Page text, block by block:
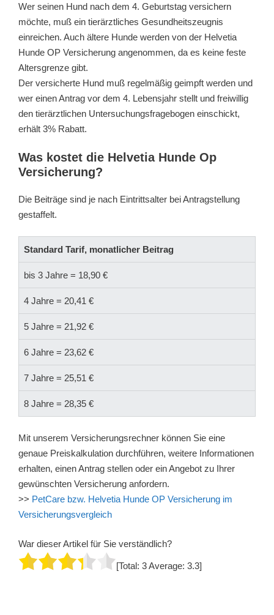
Wer seinen Hund nach dem 4. Geburtstag versichern
möchte, muß ein tierärztliches Gesundheitszeugnis
einreichen. Auch ältere Hunde werden von der Helvetia
Hunde OP Versicherung angenommen, da es keine feste
Altersgrenze gibt.
Der versicherte Hund muß regelmäßig geimpft werden und
wer einen Antrag vor dem 4. Lebensjahr stellt und freiwillig
den tierärztlichen Untersuchungsfragebogen einschickt,
erhält 3% Rabatt.
Was kostet die Helvetia Hunde Op
Versicherung?
Die Beiträge sind je nach Eintrittsalter bei Antragstellung
gestaffelt.
Standard Tarif, monatlicher Beitrag
bis 3 Jahre = 18,90 €
4 Jahre = 20,41 €
5 Jahre = 21,92 €
6 Jahre = 23,62 €
7 Jahre = 25,51 €
8 Jahre = 28,35 €
Mit unserem Versicherungsrechner können Sie eine
genaue Preiskalkulation durchführen, weitere Informationen
erhalten, einen Antrag stellen oder ein Angebot zu Ihrer
gewünschten Versicherung anfordern.
>> PetCare bzw. Helvetia Hunde OP Versicherung im
Versicherungsvergleich
War dieser Artikel für Sie verständlich?
[Total: 3Average: 3.3]